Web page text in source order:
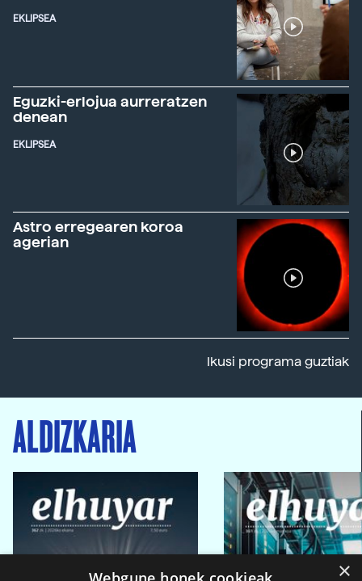
EKLIPSEA
Eguzki-erlojua aurreratzen
denean
EKLIPSEA
Astro erregearen koroa
agerian
Ikusi programa guztiak
ALDIZKARIA
×